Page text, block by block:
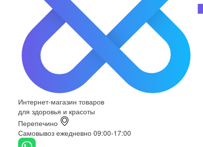
Интернет-магазин товаров
для здоровья и красоты
Перепечино
Самовывоз ежедневно 09:00-17:00